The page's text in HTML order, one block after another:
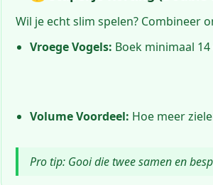
Wil je echt slim spelen? Combineer
Vroege Vogels: Boek minimaal
Volume Voordeel: Hoe meer
Pro tip: Gooi die twee samen en